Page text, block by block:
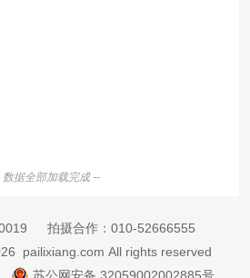
数据全部加载完成 --
拍摄合作： 010-52666555
pailixiang.com All rights reserved
苏公网安备 32059002002885号